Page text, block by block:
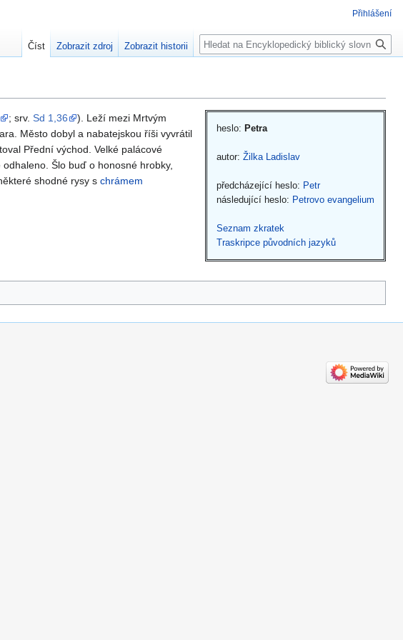
heslo: Petra
autor: Žilka Ladislav
předcházející heslo: Petr
následující heslo: Petrovo evangelium
Seznam zkratek
Traskripce původních jazyků
; srv. Sd 1,36
). Leží mezi Mrtvým
Město dobyl a nabatejskou říši vyvrátil
Přední východ. Velké palácové
Šlo buď o honosné hrobky,
shodné rysy s chrámem
Přihlášení
Číst Zobrazit zdroj Zobrazit historii Hledat